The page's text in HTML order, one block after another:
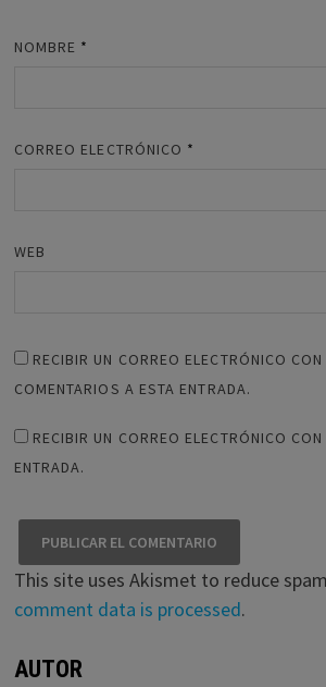
NOMBRE *
CORREO ELECTRÓNICO *
WEB
RECIBIR UN CORREO ELECTRÓNICO
COMENTARIOS A ESTA ENTRADA.
RECIBIR UN CORREO ELECTRÓNICO
ENTRADA.
This site uses Akismet to reduce
comment data is processed.
AUTOR